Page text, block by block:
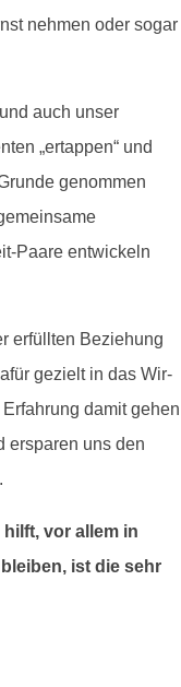
nehmen oder sogar
auch unser
„ertappen“ und
genommen
Paare entwickeln
erfüllten Beziehung
gezielt in das Wir-
damit gehen
ersparen uns den
vor allem in
ist die sehr